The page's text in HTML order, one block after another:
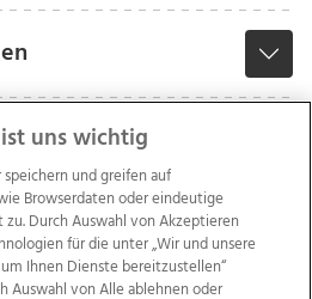
uns wichtig
und greifen auf
Browserdaten oder eindeutige
Durch Auswahl von Akzeptieren
für die unter „Wir und unsere
Ihnen Dienste bereitzustellen“
Auswahl von Alle ablehnen oder